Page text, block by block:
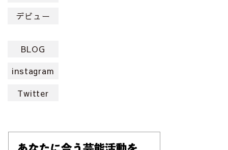
デビュー
BLOG
instagram
Twitter